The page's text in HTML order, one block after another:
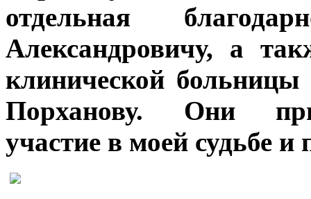
отдельная
Александровичу, а
клинической
Порханову. Они
участие в моей судьбе